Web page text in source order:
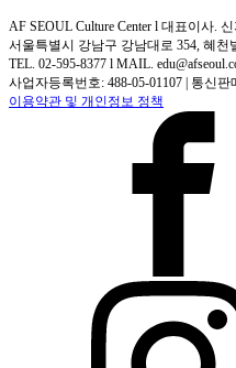
AF SEOUL Culture Center l 대표이사.
서울특별시 강남구 강남대로 354, 혜천
TEL. 02-595-8377 l MAIL.
사업자등록번호: 488-05-01107 | 통신
이용약관 및 개인정보 정책